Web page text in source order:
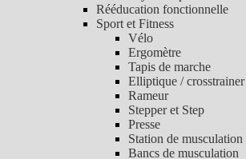
Rééducation fonctionnelle
Sport et Fitness
Vélo
Ergomètre
Tapis de marche
Elliptique / crosstrainer
Rameur
Stepper et Step
Presse
Station de musculation
Bancs de musculation